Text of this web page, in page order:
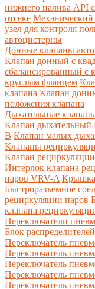
нижнего налива API
отсеке Механический
узел для контроля
автоцистерны
Донные клапаны
Клапан донный с
сбалансированный с
круглым фланцем
клапана Клапан
положения клапана
Дыхательные
Клапан дыхательный
B Клапан малых
Клапаны
Клапан
Интерлок клапана
паров VRV-A Крышка
Быстроразъемное
рециркуляции паров
клапана
Переключатели
Блок распределителей
Переключатель
Переключатель
Переключатель
Переключатель
Переключатель